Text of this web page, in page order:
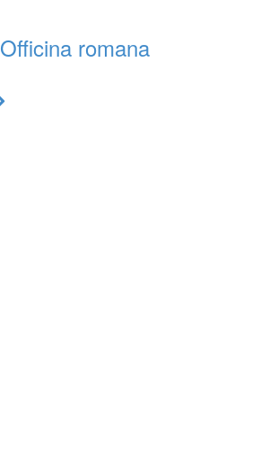
Officina romana